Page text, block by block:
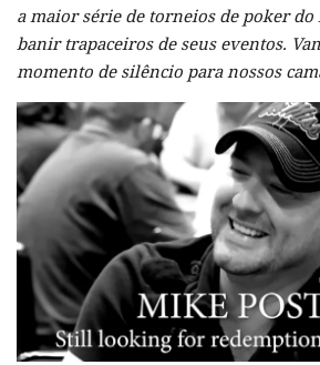
a maior série de torneios de poker do
banir trapaceiros de seus eventos.
momento de silêncio para nossos